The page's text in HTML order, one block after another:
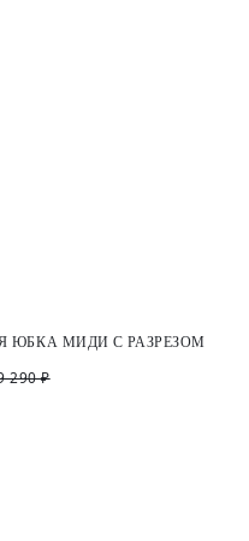
ЮБКА МИДИ С РАЗРЕЗОМ
290 ₽